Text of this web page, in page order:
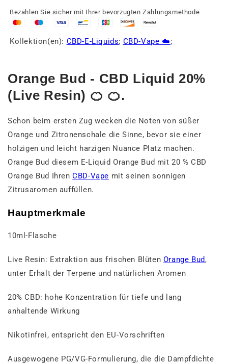
Bezahlen Sie sicher mit Ihrer bevorzugten Zahlungsmethode
Kollektion(en): CBD-E-Liquids; CBD-Vape ☁️;
Orange Bud - CBD Liquid 20%
(Live Resin) 🍊 🍊.
Schon beim ersten Zug wecken die Noten von süßer
Orange und Zitronenschale die Sinne, bevor sie einer
holzigen und leicht harzigen Nuance Platz machen.
Orange Bud diesem E-Liquid Orange Bud mit 20 % CBD
Orange Bud IhrenCBD-Vape mit seinen sonnigen
Zitrusaromen auffüllen.
Hauptmerkmale
10ml-Flasche
Live Resin: Extraktion aus frischen Blüten Orange Bud ,
unter Erhalt der Terpene und natürlichen Aromen
20% CBD: hohe Konzentration für tiefe und lang
anhaltende Wirkung
Nikotinfrei, entspricht den EU-Vorschriften
Ausgewogene PG/VG-Formulierung, die die Dampfdichte